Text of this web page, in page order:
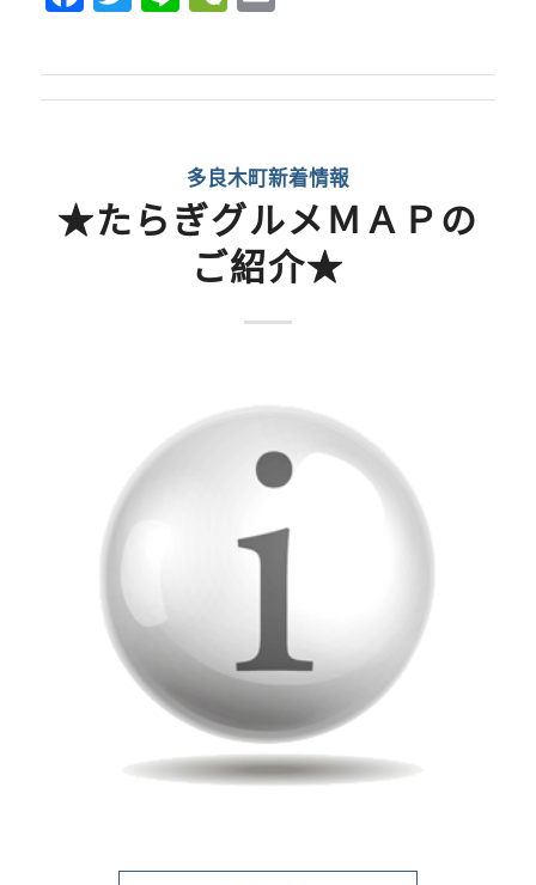
多良木町新着情報
★たらぎグルメＭＡＰの
ご紹介★